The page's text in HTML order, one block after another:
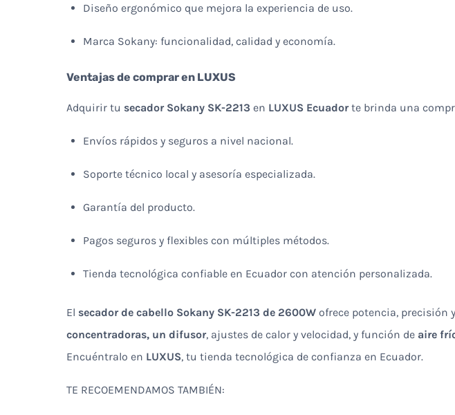
Diseño ergonómico que mejora la experiencia de uso.
Marca Sokany: funcionalidad, calidad y economía.
Ventajas de comprar en LUXUS
Adquirir tu secador Sokany SK-2213 en LUXUS Ecuadorte brinda una
Envíos rápidos y seguros a nivel nacional.
Soporte técnico local y asesoría especializada.
Garantía del producto.
Pagos seguros y flexibles con múltiples métodos.
Tienda tecnológica confiable en Ecuador con atención personalizada.
El secador de cabello Sokany SK-2213 de 2600W ofrece potencia, precisión
concentradoras, un difusor, ajustes de calor y velocidad, y función de aire
Encuéntralo en LUXUS, tu tienda tecnológica de confianza en Ecuador.
TE RECOEMENDAMOS TAMBIÉN: